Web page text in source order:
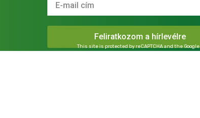
This site is protected by reCAPTCHA and the Google